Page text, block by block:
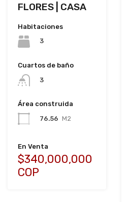
FLORES | CASA
Habitaciones
3
Cuartos de baño
3
Área construida
76.56 M2
En Venta
$340,000,000
COP